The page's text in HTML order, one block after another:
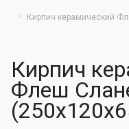
Кирпич керамический
Кирпич
Флеш